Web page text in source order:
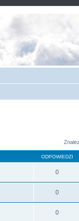
ODPOWIEDZI
0
0
0